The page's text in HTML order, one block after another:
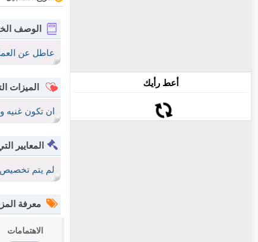
أعط رأيك
الوصف
عاطل عن
الميزات
ان تكون غنيه
المعايير
لم يتم تخصيص
معرفة
الاهتمامات